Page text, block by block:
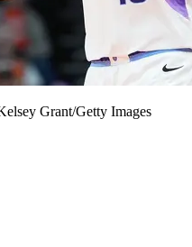
Grant/Getty Images